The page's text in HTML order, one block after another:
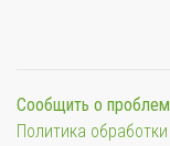
Сообщить о
Политика